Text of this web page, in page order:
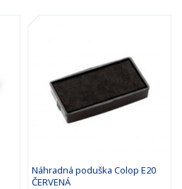
Náhradná poduška Colop E20
ČERVENÁ